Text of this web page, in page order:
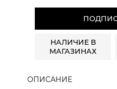
НАЛИЧИЕ В
МАГАЗИНАХ
ОПИСАНИЕ